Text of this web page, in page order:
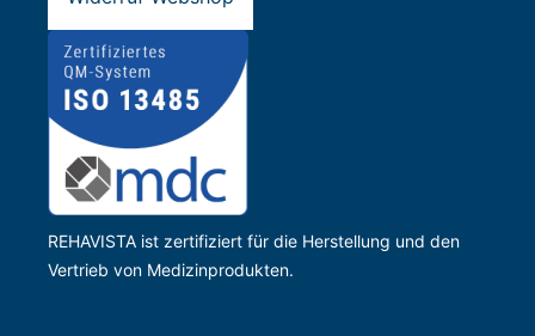
REHAVISTA ist zertifiziert für die Herstellung und den
Vertrieb von Medizinprodukten.